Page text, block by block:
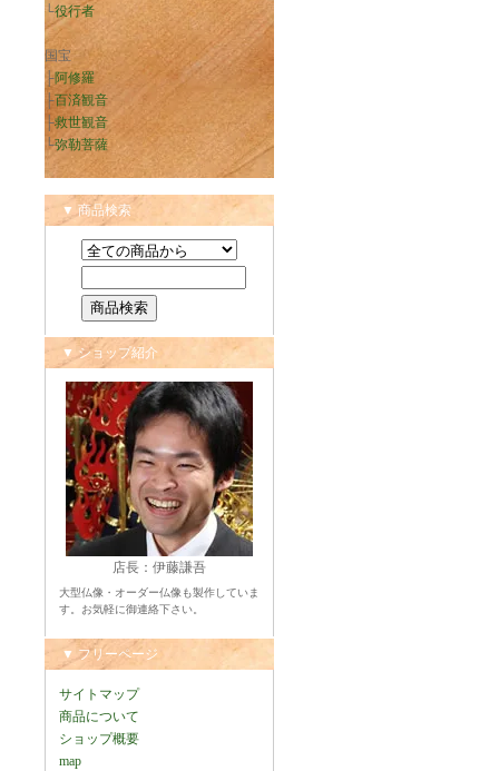
└役行者
国宝
├阿修羅
├百済観音
├救世観音
└弥勒菩薩
▼ 商品検索
▼ ショップ紹介
店長：伊藤謙吾
大型仏像・オーダー仏像も製作していま
す。お気軽に御連絡下さい。
▼ フリーページ
サイトマップ
商品について
ショップ概要
map